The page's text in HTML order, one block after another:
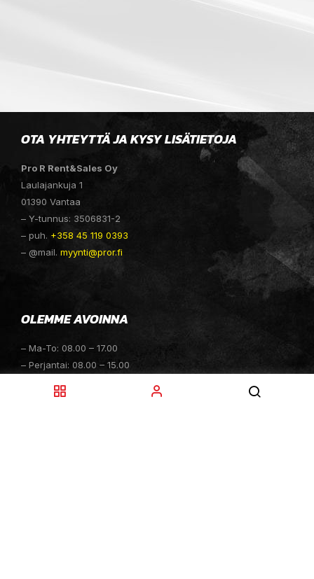
OTA YHTEYTTÄ JA KYSY LISÄTIETOJA
Pro R Rent&Sales Oy
Laulajankuja 1
01390 Vantaa
– Y-tunnus: 3506831-2
– puh. +358 45 119 0393
– @mail. myynti@pror.fi
OLEMME AVOINNA
– Ma-To: 08.00 – 17.00
– Perjantai: 08.00 – 15.00
– Sunnuntai: Suljettu